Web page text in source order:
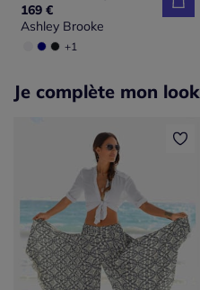
169 €
Ashley Brooke
+1
Je complète mon look